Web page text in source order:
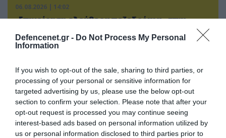
Defencenet.gr - Do Not Process My Personal
Information
If you wish to opt-out of the sale, sharing to third parties, or
processing of your personal or sensitive information for
targeted advertising by us, please use the below opt-out
section to confirm your selection. Please note that after your
opt-out request is processed you may continue seeing
interest-based ads based on personal information utilized by
us or personal information disclosed to third parties prior to
06.08.2026 | 14:02
«Επιχείρηση ελεύθερα πεζοδρόμια» στην
Αθήνα: Απομακρύνθηκαν παράνομα
αντικείμενα από κοινόχρηστους χώρους